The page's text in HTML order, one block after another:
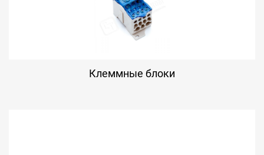
Клеммные блоки